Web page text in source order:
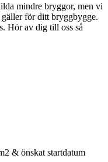
mindre bryggor, men vi
för ditt bryggbygge.
Hör av dig till oss så
& önskat startdatum